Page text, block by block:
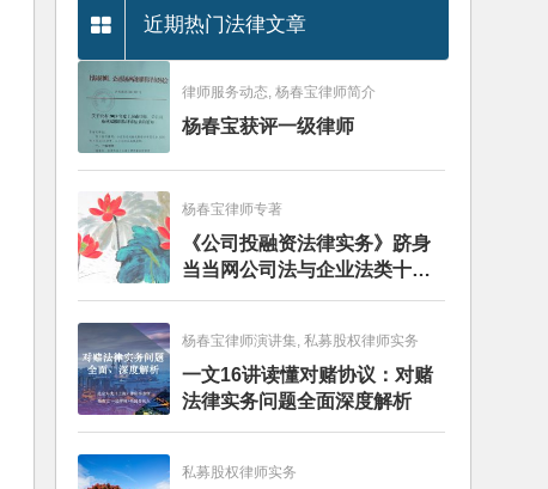
近期热门法律文章
律师服务动态, 杨春宝律师简介
杨春宝获评一级律师
杨春宝律师专著
《公司投融资法律实务》跻身
当当网公司法与企业法类十大
畅销图书榜
杨春宝律师演讲集, 私募股权律师实务
一文16讲读懂对赌协议：对赌
法律实务问题全面深度解析
私募股权律师实务